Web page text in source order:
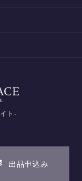
ト-
出品申込み